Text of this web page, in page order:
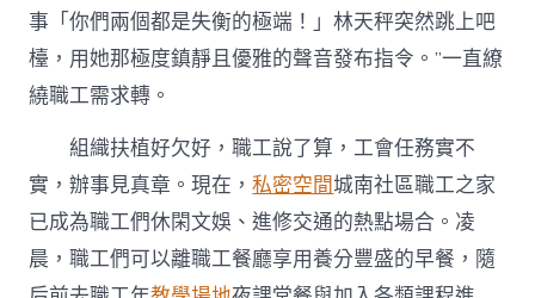
事「你們兩個都是失衡的極端！」林天秤突然跳上吧
檯，用她那極度鎮靜且優雅的聲音發布指令。”一直繚
繞職工需求轉。
組織扶植好欠好，職工說了算，工會任務實不
實，辦事見真章。現在，私密空間城南社區職工之家
已成為職工們休閑文娛、進修交通的熱點場合。凌
晨，職工們可以離職工餐廳享用養分豐盛的早餐，隨